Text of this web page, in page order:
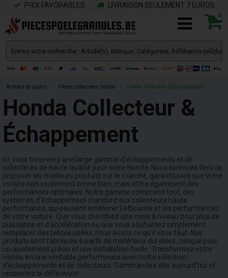
PRIX FAVORABLES LIVRAISON SEULEMENT 7 EUROS
0
Articles de jardin Pièces détachées Honda Honda Collecteur & Échappement
Honda Collecteur &
Échappement
Ici, vous trouverez une large gamme d'échappements et de
collecteurs de haute qualité pour votre Honda. Nous sommes fiers de
proposer les meilleurs produits sur le marché, garantissant que votre
voiture non seulement sonne bien, mais offre également des
performances optimales. Notre gamme comprend tout, des
systèmes d'échappement standard aux collecteurs haute
performance, qui peuvent améliorer l'efficacité et les performances
de votre voiture. Que vous cherchiez une mise à niveau pour plus de
puissance et d'accélération ou que vous souhaitiez simplement
remplacer des pièces usées, nous avons ce qu'il vous faut. Nos
produits sont fabriqués à partir de matériaux durables, conçus pour
un ajustement précis et une installation facile. Transformez votre
Honda en une véritable performeuse avec notre sélection
d'échappements et de collecteurs. Commandez dès aujourd'hui et
ressentez la différence!